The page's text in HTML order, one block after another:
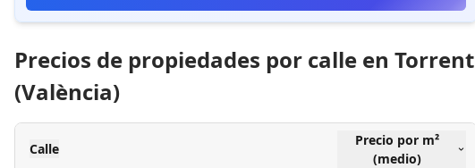
Precios de propiedades por calle en Torrent
(València)
Calle
Precio por m²
(medio)